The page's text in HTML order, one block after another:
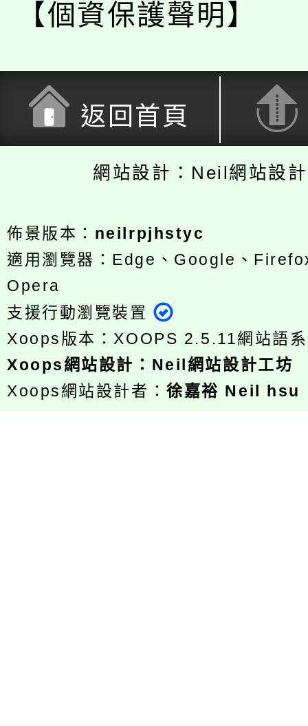
【個資保護聲明】
返回首頁
網站設計：Neil網站設
佈景版本： neilrpjhstyc
適用瀏覽器：Edge、Google、
Opera
支援行動瀏覽裝置
Xoops版本：XOOPS 2.5.11網站語
Xoops網站設計 ： Neil網站設計工坊
Xoops網站設計者：徐嘉裕 Neil hsu